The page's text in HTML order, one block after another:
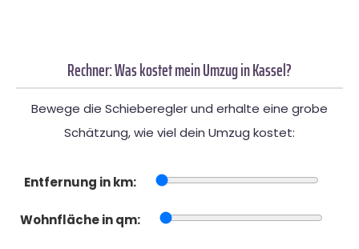
Rechner: Was kostet mein Umzug in Kassel?
Bewege die Schieberegler und erhalte eine grobe
Schätzung, wie viel dein Umzug kostet:
Entfernung in km:
Wohnfläche in qm: